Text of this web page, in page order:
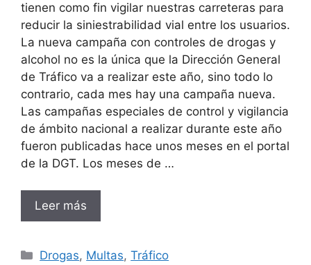
tienen como fin vigilar nuestras carreteras para
reducir la siniestrabilidad vial entre los usuarios.
La nueva campaña con controles de drogas y
alcohol no es la única que la Dirección General
de Tráfico va a realizar este año, sino todo lo
contrario, cada mes hay una campaña nueva.
Las campañas especiales de control y vigilancia
de ámbito nacional a realizar durante este año
fueron publicadas hace unos meses en el portal
de la DGT. Los meses de …
Leer más
Categorías
Drogas, Multas,Tráfico